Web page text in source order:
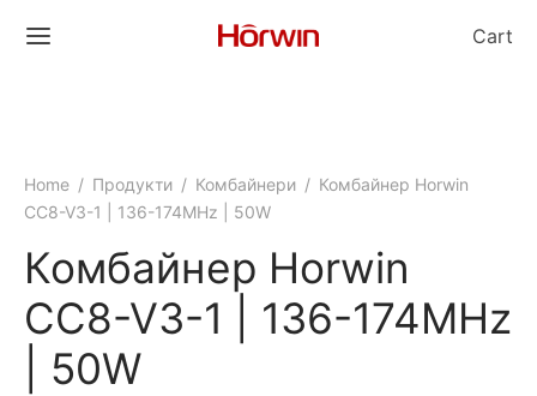
Cart
Home / Продукти / Комбайнери / Комбайнер Horwin
CC8-V3-1 | 136-174MHz | 50W
Комбайнер Horwin
CC8-V3-1 | 136-174MHz
| 50W